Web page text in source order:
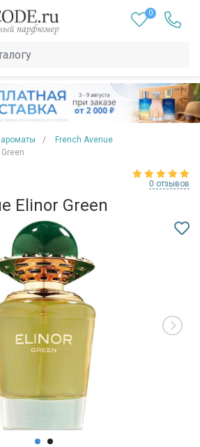
0
French Avenue
0 отзывов
Elinor Green